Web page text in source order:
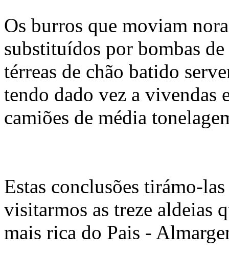
Os burros que moviam
substituídos por bombas de
térreas de chão batido
tendo dado vez a vivendas
camiões de média
Estas conclusões tirámo-
visitarmos as treze aldeias
mais rica do Pais -